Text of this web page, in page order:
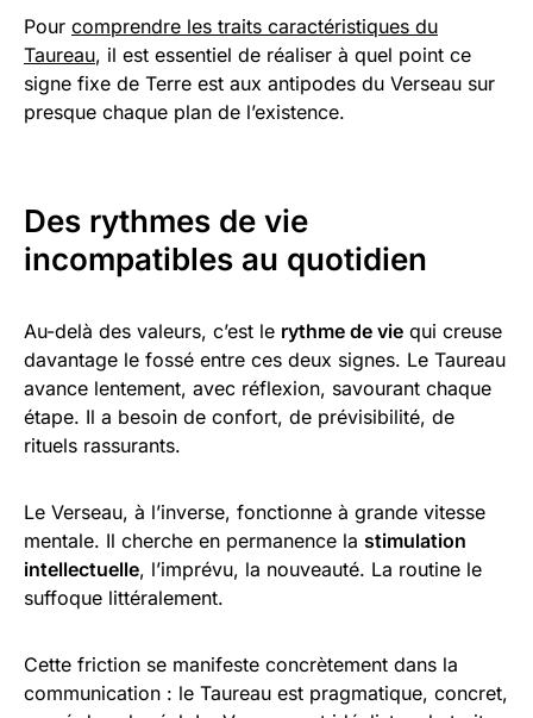
Pour comprendre les traits caractéristiques du
Taureau, il est essentiel de réaliser à quel point ce
signe fixe de Terre est aux antipodes du Verseau sur
presque chaque plan de l’existence.
Des rythmes de vie
incompatibles au quotidien
Au-delà des valeurs, c’est le rythme de vie qui creuse
davantage le fossé entre ces deux signes. Le Taureau
avance lentement, avec réflexion, savourant chaque
étape. Il a besoin de confort, de prévisibilité, de
rituels rassurants.
Le Verseau, à l’inverse, fonctionne à grande vitesse
mentale. Il cherche en permanence la stimulation
intellectuelle, l’imprévu, la nouveauté. La routine le
suffoque littéralement.
Cette friction se manifeste concrètement dans la
communication : le Taureau est pragmatique, concret,